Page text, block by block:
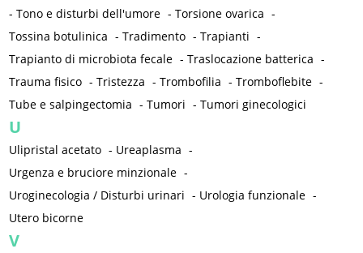
-Tono e disturbi dell'umore -Torsione ovarica -
Tossina botulinica -Tradimento -Trapianti -
Trapianto di microbiota fecale -Traslocazione batterica -
Trauma fisico -Tristezza -Trombofilia -Tromboflebite -
Tube e salpingectomia -Tumori -Tumori ginecologici
U
Ulipristal acetato - Ureaplasma -
Urgenza e bruciore minzionale -
Uroginecologia / Disturbi urinari - Urologia funzionale -
Utero bicorne
V